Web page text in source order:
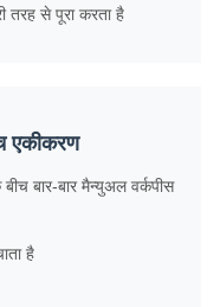
तरह से पूरा करता है
एकीकरण
बार-बार मैन्युअल वर्कपीस
है